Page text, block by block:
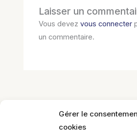
Gérer le
cookies
Laisser un
Vous devezvous connecter
un commentaire.